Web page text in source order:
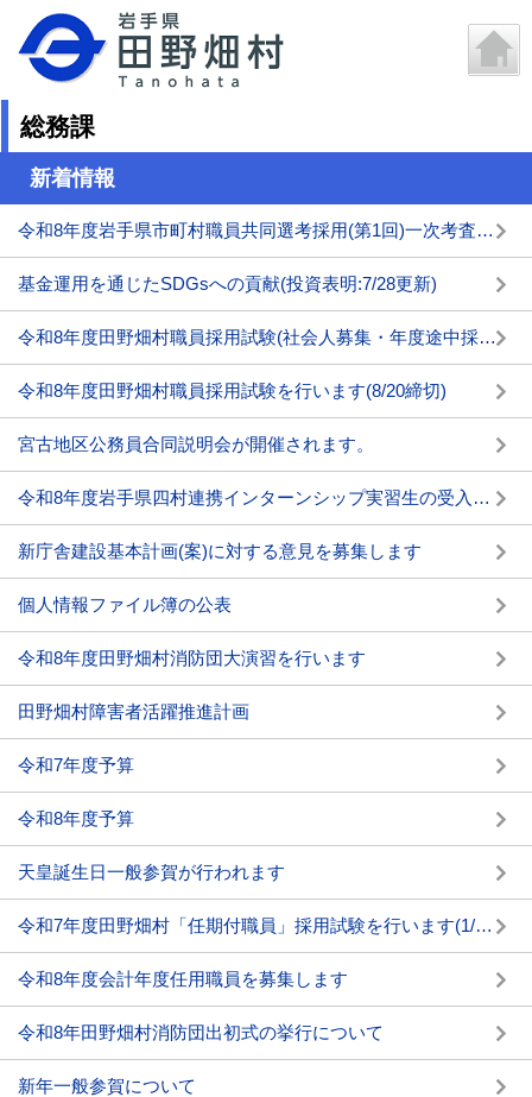
総務課
新着情報
令和8年度岩手県市町村職員共同選考採用(第1回)一次考査の結果について
基金運用を通じたSDGsへの貢献(投資表明:7/28更新)
令和8年度田野畑村職員採用試験(社会人募集・年度途中採用)を行います(11/2締切)
令和8年度田野畑村職員採用試験を行います(8/20締切)
宮古地区公務員合同説明会が開催されます。
令和8年度岩手県四村連携インターンシップ実習生の受入れについて
新庁舎建設基本計画(案)に対する意見を募集します
個人情報ファイル簿の公表
令和8年度田野畑村消防団大演習を行います
田野畑村障害者活躍推進計画
令和7年度予算
令和8年度予算
天皇誕生日一般参賀が行われます
令和7年度田野畑村「任期付職員」採用試験を行います(1/30締切)
令和8年度会計年度任用職員を募集します
令和8年田野畑村消防団出初式の挙行について
新年一般参賀について